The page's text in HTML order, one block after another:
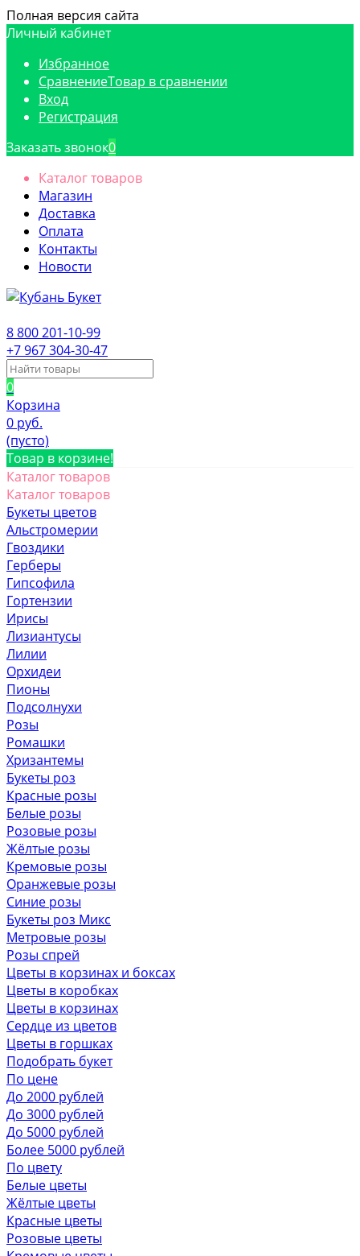
Полная версия сайта
Личный кабинет
Избранное
СравнениеТовар в сравнении
Вход
Регистрация
Заказать звонок0
Каталог товаров
Магазин
Доставка
Оплата
Контакты
Новости
8 800 201-10-99
+7 967 304-30-47
0
Корзина
0 руб.
(пусто)
Товар в корзине!
Каталог товаров
Каталог товаров
Букеты цветов
Альстромерии
Гвоздики
Герберы
Гипсофила
Гортензии
Ирисы
Лизиантусы
Лилии
Орхидеи
Пионы
Подсолнухи
Розы
Ромашки
Хризантемы
Букеты роз
Красные розы
Белые розы
Розовые розы
Жёлтые розы
Кремовые розы
Оранжевые розы
Синие розы
Букеты роз Микс
Метровые розы
Розы спрей
Цветы в корзинах и боксах
Цветы в коробках
Цветы в корзинах
Сердце из цветов
Цветы в горшках
Подобрать букет
По цене
До 2000 рублей
До 3000 рублей
До 5000 рублей
Более 5000 рублей
По цвету
Белые цветы
Жёлтые цветы
Красные цветы
Розовые цветы